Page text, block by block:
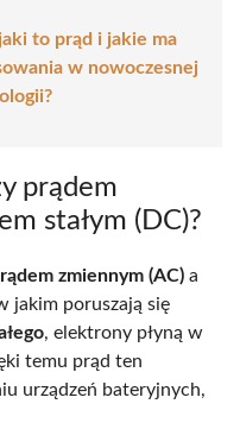
to prąd i jakie ma
w nowoczesnej
prądem
stałym (DC)?
zmiennym (AC) a
jakim poruszają się
, elektrony płyną w
temu prąd ten
urządzeń bateryjnych,